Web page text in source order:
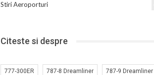
Stiri Aeroporturi
Citeste si despre
777-300ER 787-8 Dreamliner 787-9 Dreamliner